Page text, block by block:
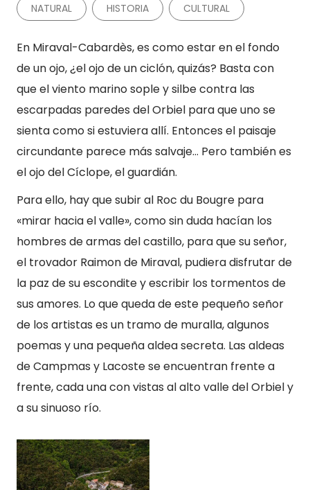
NATURAL HISTORIA CULTURAL
En Miraval-Cabardès, es como estar en el fondo
de un ojo, ¿el ojo de un ciclón, quizás? Basta con
que el viento marino sople y silbe contra las
escarpadas paredes del Orbiel para que uno se
sienta como si estuviera allí. Entonces el paisaje
circundante parece más salvaje… Pero también es
el ojo del Cíclope, el guardián.
Para ello, hay que subir al Roc du Bougre para
«mirar hacia el valle», como sin duda hacían los
hombres de armas del castillo, para que su señor,
el trovador Raimon de Miraval, pudiera disfrutar de
la paz de su escondite y escribir los tormentos de
sus amores. Lo que queda de este pequeño señor
de los artistas es un tramo de muralla, algunos
poemas y una pequeña aldea secreta. Las aldeas
de Campmas y Lacoste se encuentran frente a
frente, cada una con vistas al alto valle del Orbiel y
a su sinuoso río.